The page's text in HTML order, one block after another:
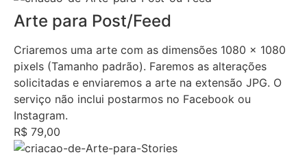
Arte para Post/Feed
Criaremos uma arte com as dimensões 1080 x 1080
pixels (Tamanho padrão). Faremos as alterações
solicitadas e enviaremos a arte na extensão JPG. O
serviço não inclui postarmos no Facebook ou
Instagram.
R$ 79,00